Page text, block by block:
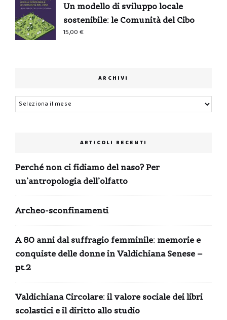
Un modello di sviluppo locale
sostenibile: le Comunità del Cibo
15,00€
ARCHIVI
Archivi
ARTICOLI RECENTI
Perché non ci fidiamo del naso? Per
un’antropologia dell’olfatto
Archeo-sconfinamenti
A 80 anni dal suffragio femminile: memorie e
conquiste delle donne in Valdichiana Senese –
pt.2
Valdichiana Circolare: il valore sociale dei libri
scolastici e il diritto allo studio